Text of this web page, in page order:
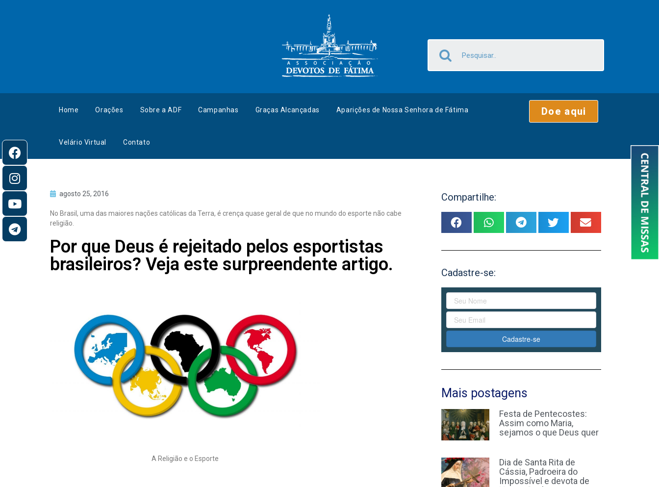
Home Orações Sobre a ADF Campanhas Graças Alcançadas Aparições de Nossa Senhora de Fátima
Velário Virtual Contato
Doe aqui
agosto 25, 2016
No Brasil, uma das maiores nações católicas da Terra, é crença quase geral de que no mundo do esporte não cabe
religião.
Por que Deus é rejeitado pelos esportistas
brasileiros? Veja este surpreendente artigo.
A Religião e o Esporte
Compartilhe:
Cadastre-se:
Cadastre-se
Mais postagens
Festa de Pentecostes:
Assim como Maria,
sejamos o que Deus quer
Dia de Santa Rita de
Cássia, Padroeira do
Impossível e devota de